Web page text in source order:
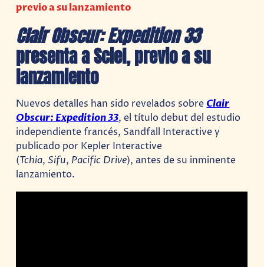
previo a su lanzamiento
Clair Obscur: Expedition 33
presenta a Sciel, previo a su
lanzamiento
Nuevos detalles han sido revelados sobreClair
Obscur: Expedition 33, el título debut del estudio
independiente francés, Sandfall Interactive y
publicado por Kepler Interactive
(Tchia, Sifu, Pacific Drive), antes de su inminente
lanzamiento.